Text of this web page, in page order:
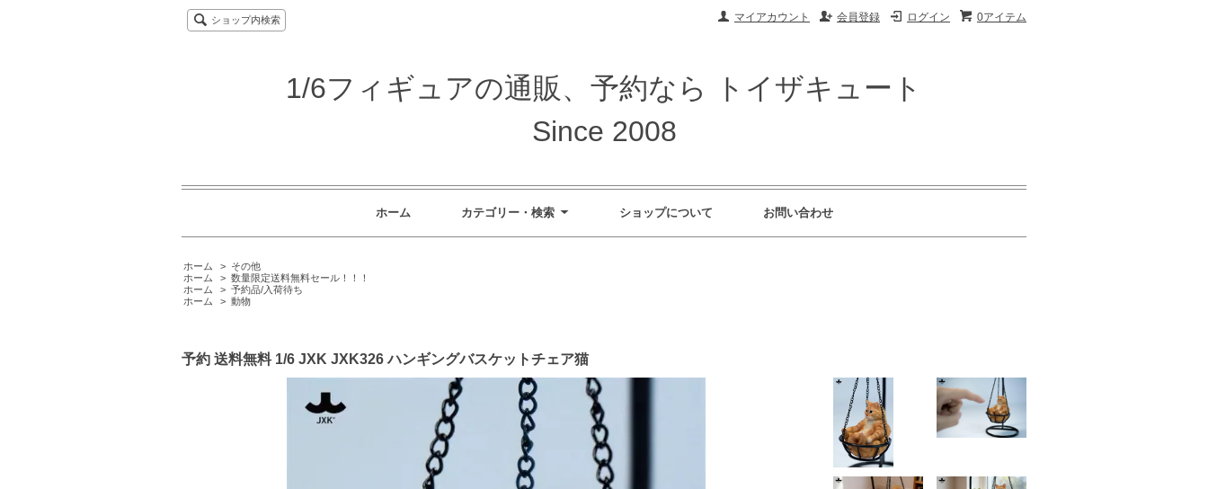
0アイテム
ログイン
会員登録
マイアカウント
ショップ内検索
1/6フィギュアの通販、予約なら トイザキュート
Since 2008
ホーム カテゴリー・検索 ショップについて お問い合わせ
ホーム > その他
ホーム
> 数量限定送料無料セール！！！
ホーム
> 予約品/入荷待ち
ホーム
> 動物
予約 送料無料 1/6 JXK JXK326 ハンギングバスケットチェア猫